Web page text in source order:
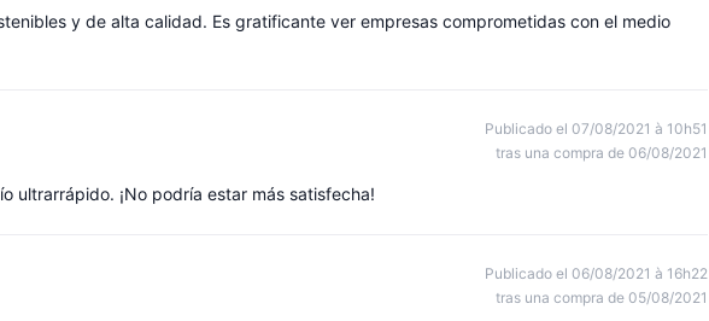
y de alta calidad. Es gratificante ver empresas comprometidas con el medio
Publicado el 07/08/2021 à 10h51
tras una compra de 06/08/2021
ultrarrápido. ¡No podría estar más satisfecha!
Publicado el 06/08/2021 à 16h22
tras una compra de 05/08/2021